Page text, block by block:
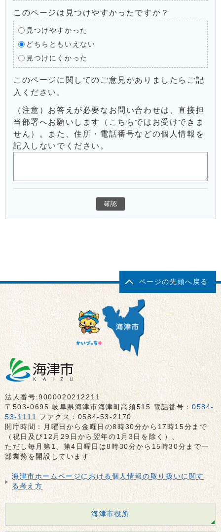
このページは見つけやすかったですか？
見つけやすかった
どちらともいえない
見つけにくかった
このページに関してのご意見がありましたらご記
入ください。
（注意）お答えが必要なお問い合わせは、直接担
当部署へお願いします（こちらではお受けできま
せん）。また、住所・電話番号などの個人情報を
記入しないでください。
ページの先頭へ戻る
法人番号:9000020212211
〒503-0695 岐阜県海津市海津町高須515 電話番号：0584-
53-1111 ファクス：0584-53-2170
開庁時間：月曜日から金曜日の8時30分から17時15分まで
（祝日及び12月29日から翌年の1月3日を除く）、
ただし毎月第1、第4日曜日は8時30分から15時30分まで一
部業務を開設しています
海津市ホームページにおける個人情報の取り扱いに関す
る考え方
海津市役所